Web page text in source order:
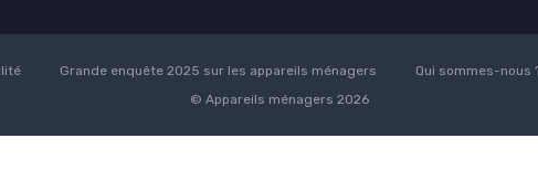
Grande enquête 2025 sur les appareils ménagers Qui sommes-nous
© Appareils ménagers 2026